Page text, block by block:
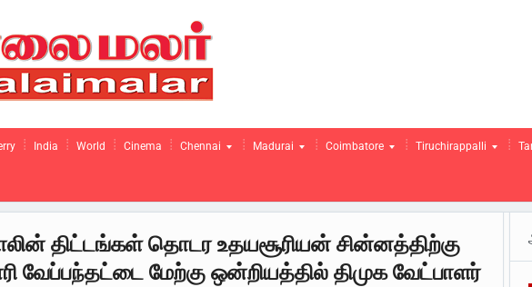
India World Cinema Chennai Madurai Coimbatore Tiruchirappalli
திட்டங்கள் தொடர உதயசூரியன் சின்னத்திற்கு
வேப்பந்தட்டை மேற்கு ஒன்றியத்தில் திமுக வேட்பாளர்